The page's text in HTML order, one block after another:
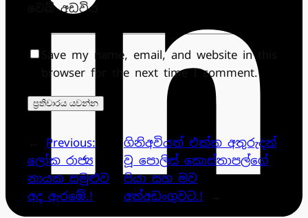
වෙබ් අඩවිය
Save my name, email, and website in this
browser for the next time I comment.
Previous:
ලෝක රාජ්‍ය
නායක සමුළුව
අද ඇරඹේ.!
ගිනිඅවියත් එක්ක අතුරුදන්
වූ පොලිස් කොස්තාපල්ගේ
පියා සහ මව
අත්අඩංගුවට.!